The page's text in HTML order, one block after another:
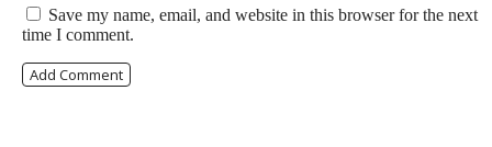
Save my name, email, and website in this browser for the next
time I comment.